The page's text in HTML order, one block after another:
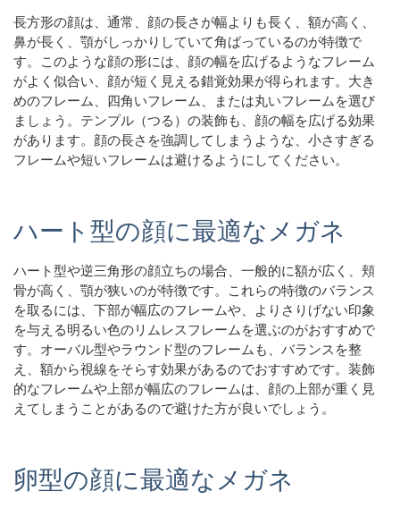
長方形の顔は、通常、顔の長さが幅よりも長く、額が高く、
鼻が長く、顎がしっかりしていて角ばっているのが特徴で
す。このような顔の形には、顔の幅を広げるようなフレーム
がよく似合い、顔が短く見える錯覚効果が得られます。大き
めのフレーム、四角いフレーム、または丸いフレームを選び
ましょう。テンプル（つる）の装飾も、顔の幅を広げる効果
があります。顔の長さを強調してしまうような、小さすぎる
フレームや短いフレームは避けるようにしてください。
ハート型の顔に最適なメガネ
ハート型や逆三角形の顔立ちの場合、一般的に額が広く、頬
骨が高く、顎が狭いのが特徴です。これらの特徴のバランス
を取るには、下部が幅広のフレームや、よりさりげない印象
を与える明るい色のリムレスフレームを選ぶのがおすすめで
す。オーバル型やラウンド型のフレームも、バランスを整
え、額から視線をそらす効果があるのでおすすめです。装飾
的なフレームや上部が幅広のフレームは、顔の上部が重く見
えてしまうことがあるので避けた方が良いでしょう。
卵型の顔に最適なメガネ